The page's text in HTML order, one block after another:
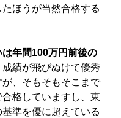
ほうが当然合格する
年間100万円前後の
成績が飛びぬけて優秀
、そもそもそこまで
格していますし、東
準を優に超えている